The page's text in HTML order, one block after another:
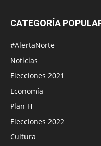
CATEGORÍA
#AlertaNorte
Noticias
Elecciones 2021
Economía
Plan H
Elecciones 2022
Cultura